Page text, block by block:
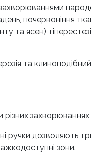
почервоніння
ясен),
та
різних
ручки дозволяють
зони.